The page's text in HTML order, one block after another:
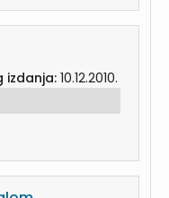
izdanja: 10.12.2010.